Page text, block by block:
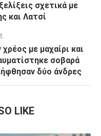
σχετικά με
και Λατσί
με μαχαίρι και
σοβαρά
δύο άνδρες
LIKE